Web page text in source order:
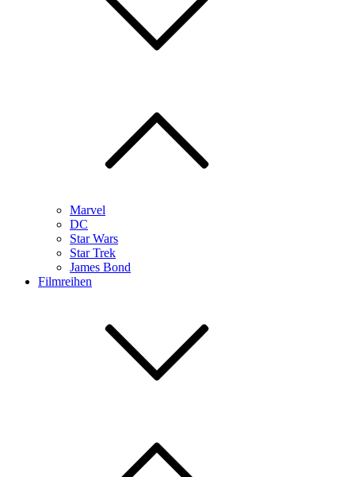
Marvel
DC
Star Wars
Star Trek
James Bond
Filmreihen